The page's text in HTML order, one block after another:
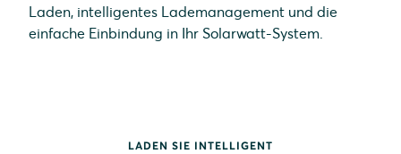
Laden, intelligentes Lademanagement und die
einfache Einbindung in Ihr Solarwatt-System.
LADEN SIE INTELLIGENT